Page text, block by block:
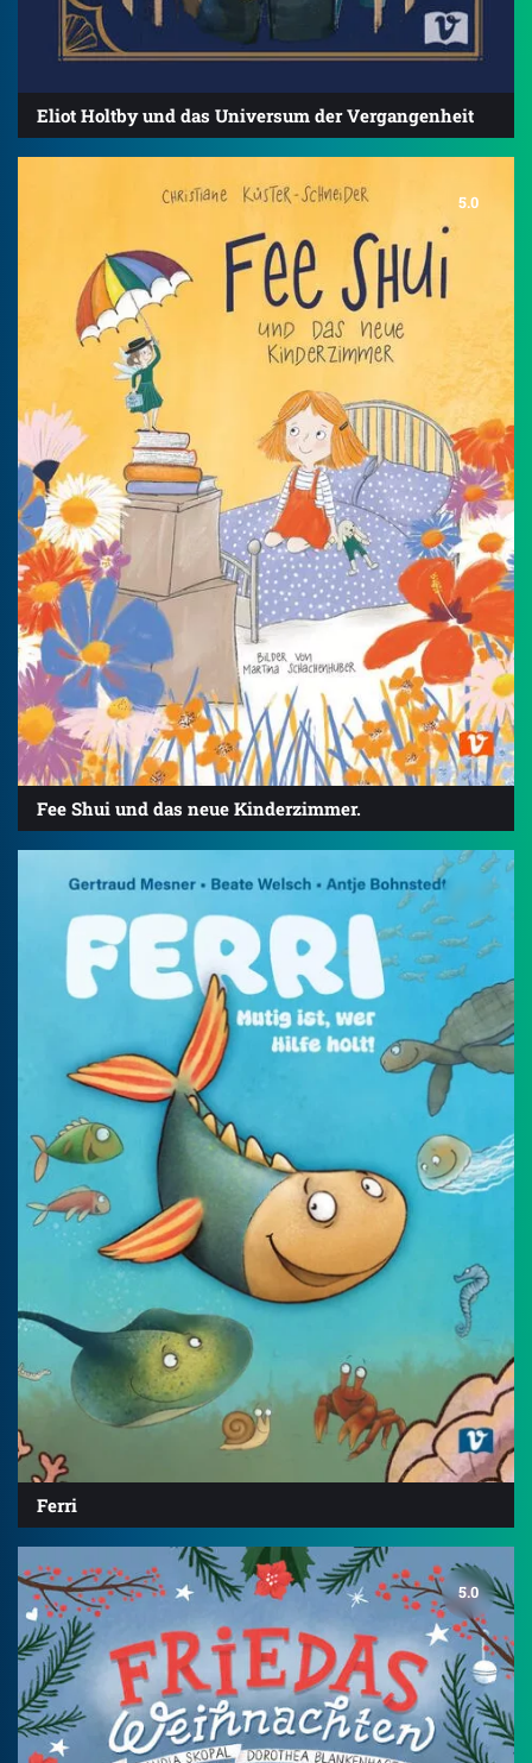
Eliot Holtby und das Universum der Vergangenheit
5.0
Fee Shui und das neue Kinderzimmer.
Ferri
5.0